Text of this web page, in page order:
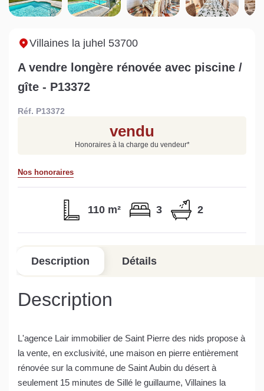
Sarthe pour booster sa
vente
quelles sont les
conséquences ?
Estimez votre bien en ligne.
en quelques clics.
Villaines la juhel 53700
A vendre longère rénovée avec piscine /
gîte - P13372
Réf. P13372
vendu
Honoraires à la charge du vendeur*
Nos honoraires
110 m² 3 2
Description Détails
Description
L'agence Lair immobilier de Saint Pierre des nids propose à
la vente, en exclusivité, une maison en pierre entièrement
rénovée sur la commune de Saint Aubin du désert à
seulement 15 minutes de Sillé le guillaume, Villaines la